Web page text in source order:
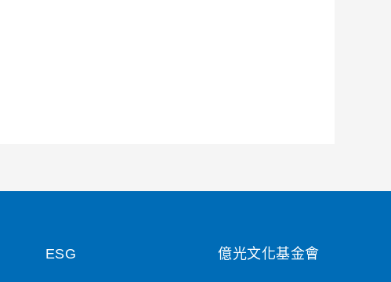
ESG 億光文化基金會